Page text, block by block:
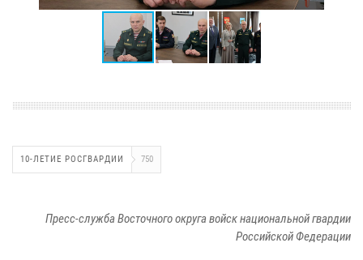
10-ЛЕТИЕ РОСГВАРДИИ 750
Пресс-служба Восточного округа войск национальной гвардии
Российской Федерации